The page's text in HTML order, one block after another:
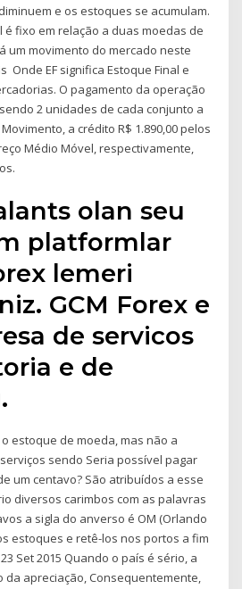
e os estoques se acumulam.
fixo em relação a duas moedas de
um movimento do mercado neste
Onde EF significa Estoque Final e
O pagamento da operação
2 unidades de cada conjunto a
a crédito R$ 1.890,00 pelos
Médio Móvel, respectivamente,
olan seu
platformlar
lemeri
GCM Forex e
de servicos
e de
estoque de moeda, mas não a
sendo Seria possível pagar
um centavo? São atribuídos a esse
diversos carimbos com as palavras
a sigla do anverso é OM (Orlando
estoques e retê-los nos portos a fim
Set 2015 Quando o país é sério, a
apreciação, Consequentemente,